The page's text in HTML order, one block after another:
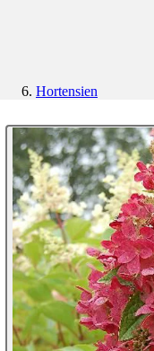
Hortensien